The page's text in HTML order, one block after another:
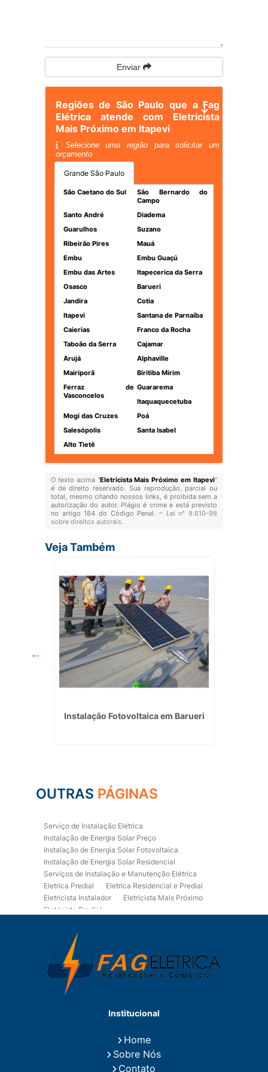
Enviar
Regiões de São Paulo que a Fag
Elétrica atende com Eletricista
Mais Próximo em Itapevi
Selecione uma região para solicitar um
orçamento
Grande São Paulo
São Caetano do Sul
São Bernardo do
Campo
Santo André
Diadema
Guarulhos
Suzano
Ribeirão Pires
Mauá
Embu
Embu Guaçú
Embu das Artes
Itapecerica da Serra
Osasco
Barueri
Jandira
Cotia
Itapevi
Santana de Parnaíba
Caierias
Franco da Rocha
Taboão da Serra
Cajamar
Arujá
Alphaville
Mairiporã
Biritiba Mirim
Ferraz de
Vasconcelos
Guararema
Itaquaquecetuba
Mogi das Cruzes
Poá
Salesópolis
Santa Isabel
Alto Tietê
O texto acima "Eletricista Mais Próximo em Itapevi"
é de direito reservado. Sua reprodução, parcial ou
total, mesmo citando nossos links, é proibida sem a
autorização do autor. Plágio é crime e está previsto
no artigo 184 do Código Penal. – Lei n° 9.610-98
sobre direitos autorais.
Veja Também
Instalação Fotovoltaica em Barueri
OUTRAS PÁGINAS
Serviço de Instalação Elétrica
Instalação de Energia Solar Preço
Instalação de Energia Solar Fotovoltaica
Instalação de Energia Solar Residencial
Serviços de Instalação e Manutenção Elétrica
Eletrica Predial
Eletrica Residencial e Predial
Eletricista Instalador
Eletricista Mais Próximo
Eletricista Predial
Eletricista Residencial
Eletricista Residencial E Predial
Eletricistas de Manutenção
Empresa de Instalações Elétricas
Empresa de Manutenção Eletrica
Empresa de Prestação de Serviços Eletricos
Fiação para Instalação Eletrica Residencial
Instalação de Energia Solar Residencial Preço
Instalação de Painel Solar
Instalação de Placa Solar
Institucional
Home
Sobre Nós
Contato